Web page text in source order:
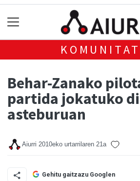
Behar-Zanako
partida jokatuko
asteburuan
Aiurri 2010eko urtarrilaren 21a
Gehitu gaitzazu Googlen